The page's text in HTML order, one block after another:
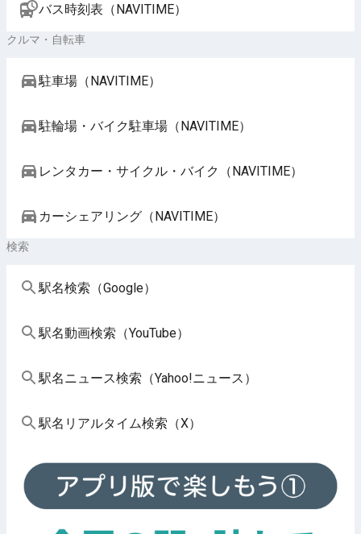
バス時刻表（NAVITIME）
クルマ・自転車
駐車場（NAVITIME）
駐輪場・バイク駐車場（NAVITIME）
レンタカー・サイクル・バイク（NAVITIME）
カーシェアリング（NAVITIME）
検索
駅名検索（Google）
駅名動画検索（YouTube）
駅名ニュース検索（Yahoo!ニュース）
駅名リアルタイム検索（X）